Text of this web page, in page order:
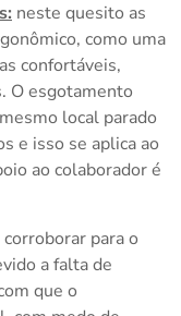
neste quesito as
como uma
confortáveis,
O esgotamento
local parado
e isso se aplica ao
ao colaborador é
para o
a falta de
que o